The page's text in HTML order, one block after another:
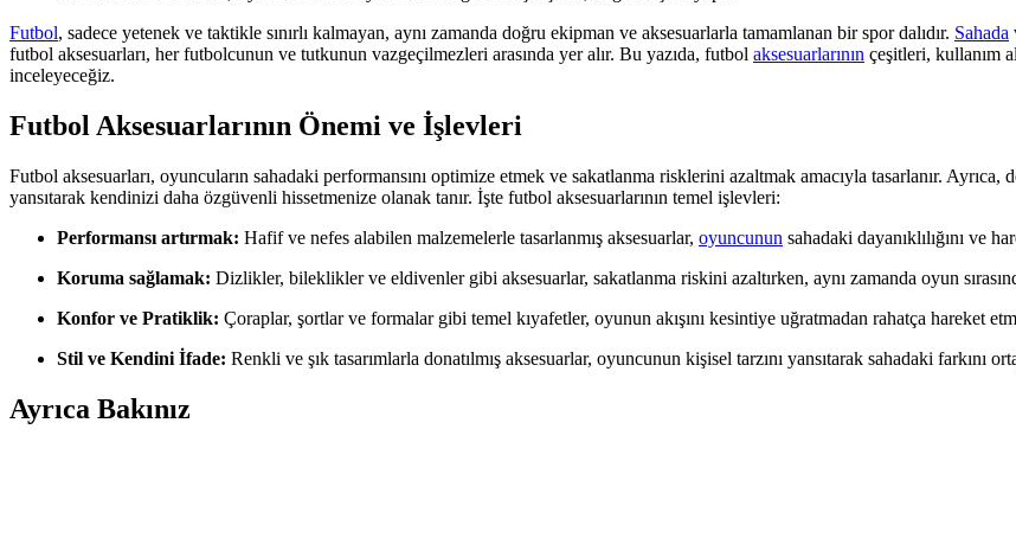
Futbol, sadece yetenek ve taktikle sınırlı kalmayan, aynı zamanda doğru ekipman ve aksesuarlarla tamamlanan bir spor dalıdır. Sahada
futbol aksesuarları, her futbolcunun ve tutkunun vazgeçilmezleri arasında yer alır. Bu yazıda, futbol aksesuarlarının çeşitleri, kullanım
inceleyeceğiz.
Futbol Aksesuarlarının Önemi ve İşlevleri
Futbol aksesuarları, oyuncuların sahadaki performansını optimize etmek ve sakatlanma risklerini azaltmak amacıyla tasarlanır.
yansıtarak kendinizi daha özgüvenli hissetmenize olanak tanır. İşte futbol aksesuarlarının temel işlevleri:
Performansı artırmak: Hafif ve nefes alabilen malzemelerle tasarlanmış aksesuarlar, oyuncunun sahadaki dayanıklılığını ve
Koruma sağlamak: Dizlikler, bileklikler ve eldivenler gibi aksesuarlar, sakatlanma riskini azaltırken, aynı zamanda oyun
Konfor ve Pratiklik: Çoraplar, şortlar ve formalar gibi temel kıyafetler, oyunun akışını kesintiye uğratmadan rahatça hareket
Stil ve Kendini İfade: Renkli ve şık tasarımlarla donatılmış aksesuarlar, oyuncunun kişisel tarzını yansıtarak sahadaki farkını
Ayrıca Bakınız